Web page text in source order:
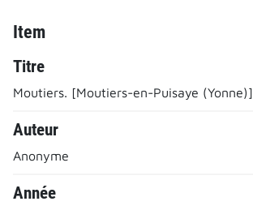
Item
Titre
Moutiers. [Moutiers-en-Puisaye (Yonne)].
Auteur
Anonyme
Année